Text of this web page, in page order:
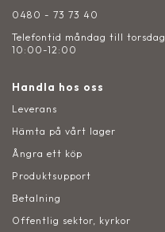
0480 - 73 73 40
Telefontid måndag till torsdag
10:00-12:00
Handla hos oss
Leverans
Hämta på vårt lager
Ångra ett köp
Produktsupport
Betalning
Offentlig sektor, kyrkor